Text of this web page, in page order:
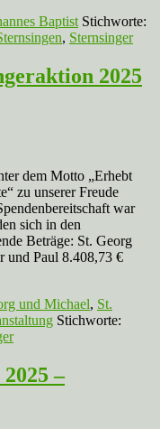
Baptist Stichworte:
, Sternsinger
2025
dem Motto „Erhebt
zu unserer Freude
war
sich in den
Beträge: St. Georg
und Paul 8.408,73 €
und Michael, St.
Stichworte:
–